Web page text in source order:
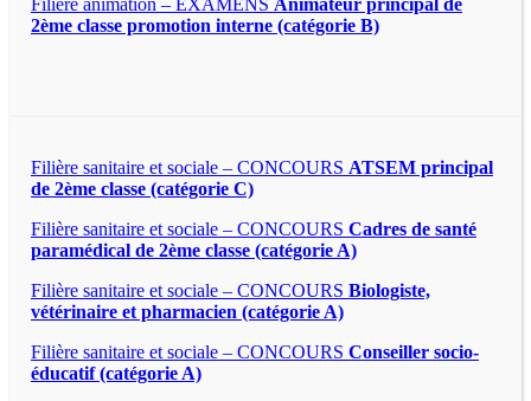
2ème classe promotion interne (catégorie B)
Filière sanitaire et sociale – CONCOURS ATSEM principal
de 2ème classe (catégorie C)
Filière sanitaire et sociale – CONCOURS Cadres de santé
paramédical de 2ème classe (catégorie A)
Filière sanitaire et sociale – CONCOURS Biologiste,
vétérinaire et pharmacien (catégorie A)
Filière sanitaire et sociale – CONCOURS Conseiller socio-
éducatif (catégorie A)